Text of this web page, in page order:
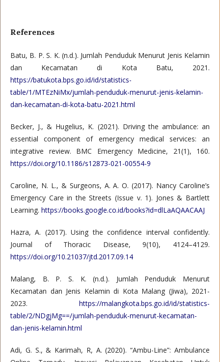
References
Batu, B. P. S. K. (n.d.). Jumlah Penduduk Menurut Jenis Kelamin
dan Kecamatan di Kota Batu, 2021.
https://batukota.bps.go.id/id/statistics-
table/1/MTEzNiMx/jumlah-penduduk-menurut-jenis-kelamin-
dan-kecamatan-di-kota-batu-2021.html
Becker, J., & Hugelius, K. (2021). Driving the ambulance: an
essential component of emergency medical services: an
integrative review. BMC Emergency Medicine, 21(1), 160.
https://doi.org/10.1186/s12873-021-00554-9
Caroline, N. L., & Surgeons, A. A. O. (2017). Nancy Caroline’s
Emergency Care in the Streets (Issue v. 1). Jones & Bartlett
Learning. https://books.google.co.id/books?id=dlLaAQAACAAJ
Hazra, A. (2017). Using the confidence interval confidently.
Journal of Thoracic Disease, 9(10), 4124–4129.
https://doi.org/10.21037/jtd.2017.09.14
Malang, B. P. S. K. (n.d.). Jumlah Penduduk Menurut
Kecamatan dan Jenis Kelamin di Kota Malang (Jiwa), 2021-
2023. https://malangkota.bps.go.id/id/statistics-
table/2/NDgjMg==/jumlah-penduduk-menurut-kecamatan-
dan-jenis-kelamin.html
Adi, G. S., & Karimah, R, A. (2020). “Ambu-Line”: Ambulance